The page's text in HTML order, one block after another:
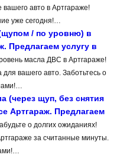
авто в Артгараже!
уже сегодня!…
/ по уровню) в
Предлагаем услугу в
масла ДВС в Артгараже!
вашего авто. Заботьтесь о
(через щуп, без снятия
Артгараж. Предлагаем
о долгих ожиданиях!
за считанные минуты.